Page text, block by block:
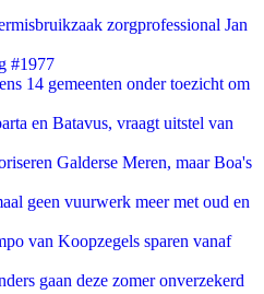
zorgprofessional Jan
#1977
14 gemeenten onder toezicht om
en Batavus, vraagt uitstel van
Galderse Meren, maar Boa's
geen vuurwerk meer met oud en
van Koopzegels sparen vanaf
gaan deze zomer onverzekerd